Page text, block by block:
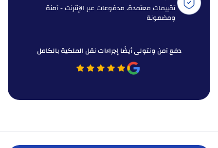
تقييمات معتمدة، مدفوعات عبر الإنترنت - آمنة
ومضمونة
دفع آمن ونتولى أيضًا إجراءات نقل الملكية بالكامل